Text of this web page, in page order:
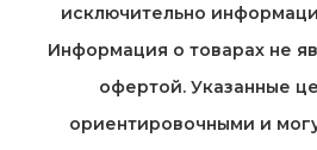
исключительно
Информация о товарах не
офертой. Указанные
ориентировочными и